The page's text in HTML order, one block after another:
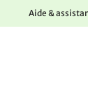
Aide &